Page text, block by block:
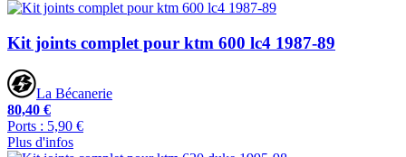
Kit joints complet pour ktm 600 lc4 1987-89
La Bécanerie
80,40 €
Ports : 5,90 €
Plus d'infos